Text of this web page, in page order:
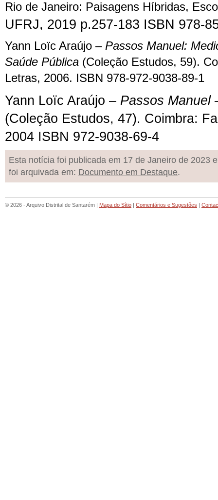
Rio de Janeiro: Paisagens Híbridas,
UFRJ, 2019 p.257-183 ISBN 978-
Yann Loïc Araújo – Passos Manuel:
Saúde Pública (Coleção Estudos, 59).
Letras, 2006. ISBN 978-972-9038-89-1
Yann Loïc Araújo – Passos Manuel
(Coleção Estudos, 47). Coimbra:
2004 ISBN 972-9038-69-4
Esta notícia foi publicada em 17 de Janeiro de 2023 e
foi arquivada em: Documento em Destaque.
© 2026 - Arquivo Distrital de Santarém | Mapa do Sítio | Comentários e Sugestões |